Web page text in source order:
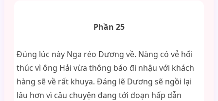
Phần 25
Đúng lúc này Nga réo Dương về. Nàng có vẻ hối
thúc vì ông Hải vừa thông báo đi nhậu với khách
hàng sẽ về rất khuya. Đáng lẽ Dương sẽ ngồi lại
lâu hơn vì câu chuyện đang tới đoạn hấp dẫn